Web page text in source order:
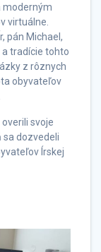
moderným
virtuálne.
pán Michael,
tradície tohto
z rôznych
obyvateľov
svoje
sa dozvedeli
Írskej